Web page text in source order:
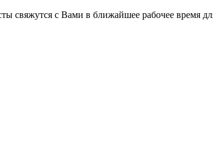
свяжутся с Вами в ближайшее рабочее время